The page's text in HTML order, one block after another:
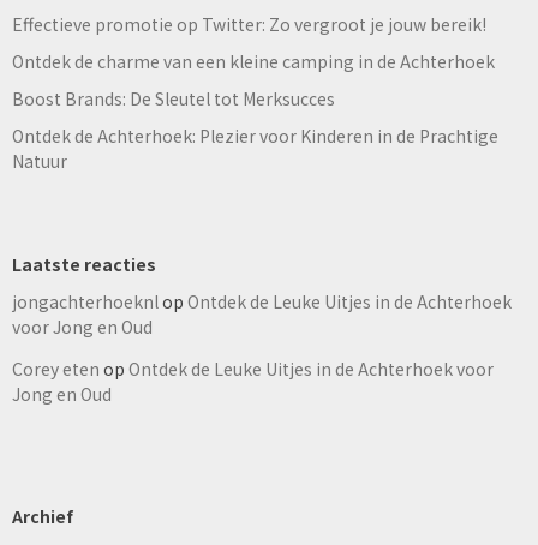
Effectieve promotie op Twitter: Zo vergroot je jouw bereik!
Ontdek de charme van een kleine camping in de Achterhoek
Boost Brands: De Sleutel tot Merksucces
Ontdek de Achterhoek: Plezier voor Kinderen in de Prachtige
Natuur
Laatste reacties
jongachterhoeknl op Ontdek de Leuke Uitjes in de Achterhoek
voor Jong en Oud
Corey eten op Ontdek de Leuke Uitjes in de Achterhoek voor
Jong en Oud
Archief